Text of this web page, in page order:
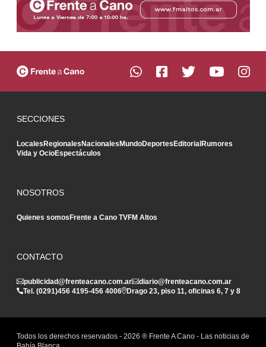
SECCIONES
Locales Regionales Nacionales MundoDeportes Editorial Rumores
Vida y OcioEspectáculos
NOSOTROS
Quienes somos Frente a Cano TVFM Altos
CONTACTO
publicidad@frenteacano.com.ar
diario@frenteacano.com.ar
Tel. (0291)456 4195-456 4006 Drago 23, piso 11, oficinas 6, 7 y 8
Todos los derechos reservados - 2026 ® Frente A Cano - Las noticias de